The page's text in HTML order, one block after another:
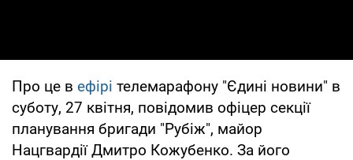
Про це в ефірі телемарафону "Єдині новини" в
суботу, 27 квітня, повідомив офіцер секції
планування бригади "Рубіж", майор
Нацгвардії Дмитро Кожубенко. За його